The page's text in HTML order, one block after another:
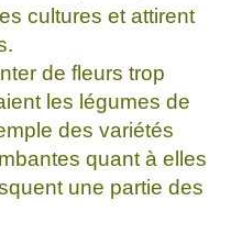
cultures et attirent
de fleurs trop
les légumes de
des variétés
quant à elles
une partie des